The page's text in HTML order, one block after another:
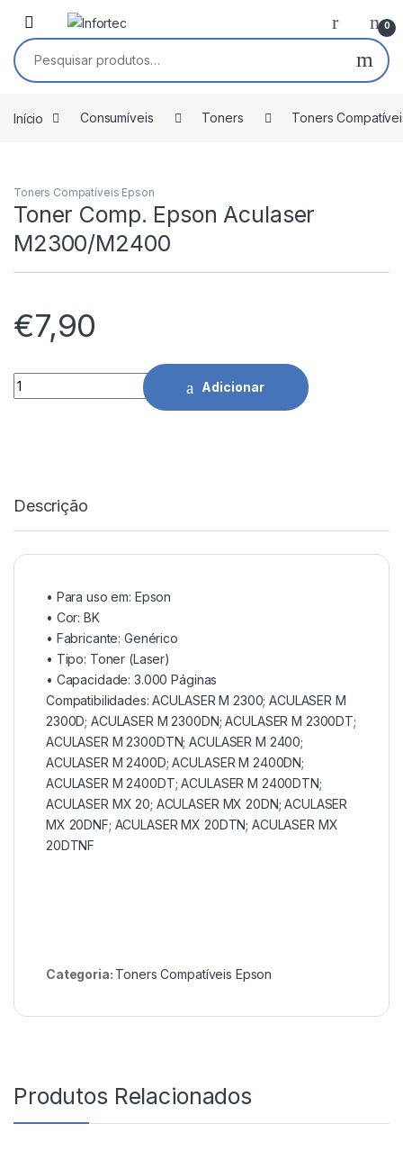
Saltar para navegação
Pular para o conteúdo
0
Pesquisar por:
Início Consumíveis Toners Toners
Toners Compatíveis Epson
Toner Comp. Epson Aculaser
M2300/M2400
€7,90
Toner Comp. Epson Aculaser M2300/M2400 quantidade
Adicionar
Descrição
• Para uso em: Epson
• Cor: BK
• Fabricante:Genérico
• Tipo: Toner (Laser)
• Capacidade:3.000 Páginas
Compatibilidades: ACULASER M 2300; ACULASER M
2300D; ACULASER M 2300DN; ACULASER M 2300DT;
ACULASER M 2300DTN; ACULASER M 2400;
ACULASER M 2400D; ACULASER M 2400DN;
ACULASER M 2400DT; ACULASER M 2400DTN;
ACULASER MX 20; ACULASER MX 20DN; ACULASER
MX 20DNF; ACULASER MX 20DTN; ACULASER MX
20DTNF
Categoria: Toners Compatíveis Epson
Produtos Relacionados